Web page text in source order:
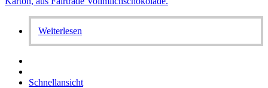
Weiterlesen
Schnellansicht